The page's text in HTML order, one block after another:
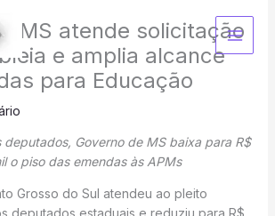
MS atende solicitação
e amplia alcance
para Educação
Governo de MS baixa para R$
o piso das emendas às APMs
Grosso do Sul atendeu ao pleito
deputados estaduais e reduziu para R$